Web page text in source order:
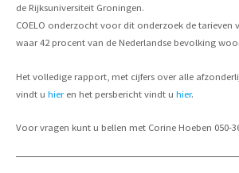
de Rijksuniversiteit Groningen.
COELO onderzocht voor dit onderzoek de tarieven
waar 42 procent van de Nederlandse bevolking
Het volledige rapport, met cijfers over alle
vindt u hieren het persbericht vindt u hier.
Voor vragen kunt u bellen met Corine Hoeben 050-